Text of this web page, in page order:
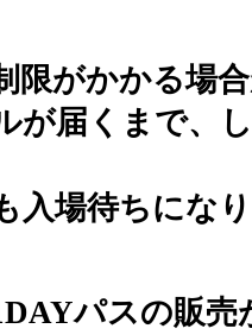
限がかかる場
が届くまで、
入場待ちにな
パスの販